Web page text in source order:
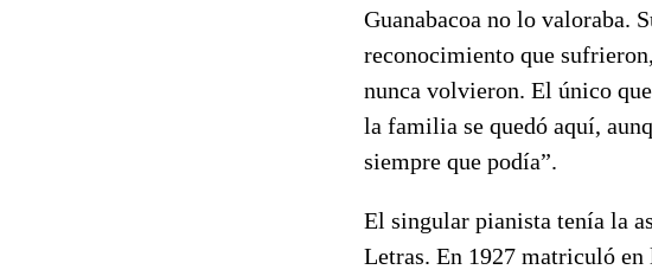
Guanabacoa no lo valoraba.
reconocimiento que
nunca volvieron. El único
la familia se quedó aquí,
siempre que podía”.
El singular pianista tenía la
Letras. En 1927 matriculó